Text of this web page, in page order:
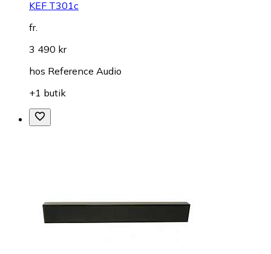
KEF T301c
fr.
3 490 kr
hos Reference Audio
+1 butik